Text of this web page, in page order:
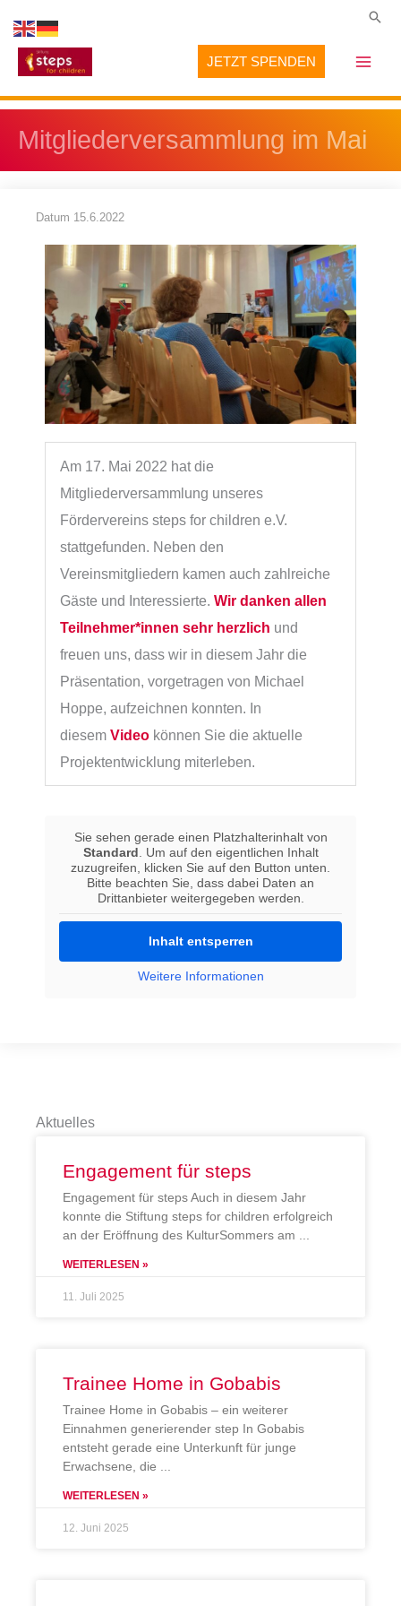
Inhalt
springen
JETZT SPENDEN
Mitgliederversammlung im Mai
Datum 15.6.2022
Am 17. Mai 2022 hat die
Mitgliederversammlung unseres
Fördervereins steps for children e.V.
stattgefunden. Neben den
Vereinsmitgliedern kamen auch zahlreiche
Gäste und Interessierte.Wir danken allen
Teilnehmer*innen sehr herzlich und
freuen uns, dass wir in diesem Jahr die
Präsentation, vorgetragen von Michael
Hoppe, aufzeichnen konnten. In
diesemVideo können Sie die aktuelle
Projektentwicklung miterleben.
Sie sehen gerade einen Platzhalterinhalt von
Standard . Um auf den eigentlichen Inhalt
zuzugreifen, klicken Sie auf den Button unten.
Bitte beachten Sie, dass dabei Daten an
Drittanbieter weitergegeben werden.
Inhalt entsperren
Weitere Informationen
Aktuelles
Engagement für steps
Engagement für steps Auch in diesem Jahr
konnte die Stiftung steps for children erfolgreich
an der Eröffnung des KulturSommers am
WEITERLESEN »
11. Juli 2025
Trainee Home in Gobabis
Trainee Home in Gobabis – ein weiterer
Einnahmen generierender step In Gobabis
entsteht gerade eine Unterkunft für junge
Erwachsene, die
WEITERLESEN »
12. Juni 2025